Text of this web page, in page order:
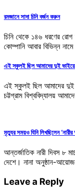
রমজানে সাদা চিনি বর্জন করুন
চিনি থেকে ১৪৬ ধরণের
কোম্পানি আবার বিভিন্ন
এই স্কুলই ছিল আমাদের দুই
এই স্কুলই ছিল আমাদের দুই
চট্টগ্রাম বিশ্ববিদ্যালয়
মৃত্যুর সময়ও যিনি লিখছিলেন ‘নারীর
আন্তর্জাতিক নারী দিবস ৮
দেশে। নানা অনুষ্ঠান-
Leave a Reply